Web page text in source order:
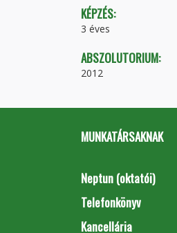
KÉPZÉS:
3 éves
ABSZOLUTORIUM:
2012
MUNKATÁRSAKNAK
Neptun (oktatói)
Telefonkönyv
Kancellária